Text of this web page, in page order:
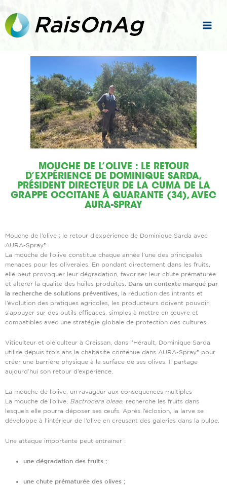
contenu
MOUCHE DE L’OLIVE : LE RETOUR
D’EXPÉRIENCE DE DOMINIQUE SARDA,
PRÉSIDENT DIRECTEUR DE LA CUMA DE LA
GRAPPE OCCITANE À QUARANTE (34), AVEC
AURA-SPRAY
Mouche de l’olive : le retour d’expérience de Dominique Sarda avec
AURA-Spray®
La mouche de l’olive constitue chaque année l’une des principales
menaces pour les oliveraies. En pondant directement dans les fruits,
elle peut provoquer leur dégradation, favoriser leur chute prématurée
et altérer la qualité des huiles produites. Dans un contexte marqué par
la recherche de solutions préventives,
la réduction des intrants et
l’évolution des pratiques agricoles, les producteurs doivent pouvoir
s’appuyer sur des outils efficaces, simples à mettre en œuvre et
compatibles avec une stratégie globale de protection des cultures.
Viticulteur et oléiculteur à Creissan, dans l’Hérault, Dominique Sarda
utilise depuis trois ans la chabasite contenue dans AURA-Spray® pour
créer une barrière physique à la surface de ses olives. Il partage
aujourd’hui son retour d’expérience.
La mouche de l’olive, un ravageur aux conséquences multiples
La mouche de l’olive, Bactrocera oleae, recherche les fruits dans
lesquels elle pourra déposer ses œufs. Après l’éclosion, la larve se
développe à l’intérieur de l’olive en creusant des galeries dans la pulpe.
Une attaque importante peut entraîner :
une dégradation des fruits ;
une chute prématurée des olives ;